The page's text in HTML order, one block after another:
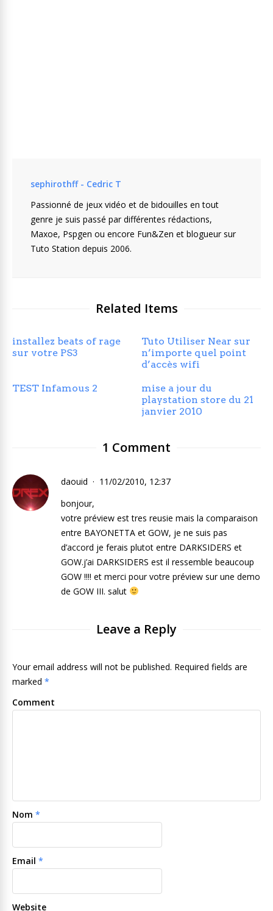
sephirothff - Cedric T
Passionné de jeux vidéo et de bidouilles en tout
genre je suis passé par différentes rédactions,
Maxoe, Pspgen ou encore Fun&Zen et blogueur sur
Tuto Station depuis 2006.
Related Items
installez beats of rage
sur votre PS3
Tuto Utiliser Near sur
n’importe quel point
d’accès wifi
TEST Infamous 2
mise a jour du
playstation store du 21
janvier 2010
1 Comment
daouid
11/02/2010, 12:37
bonjour,
votre préview est tres reusie mais la comparaison
entre BAYONETTA et GOW, je ne suis pas
d’accord je ferais plutot entre DARKSIDERS et
GOW.j’ai DARKSIDERS est il ressemble beaucoup
GOW !!!! et merci pour votre préview sur une demo
de GOW III. salut
Leave a Reply
Your email address will not be published. Required fields are
marked *
Comment
Nom *
Email *
Website